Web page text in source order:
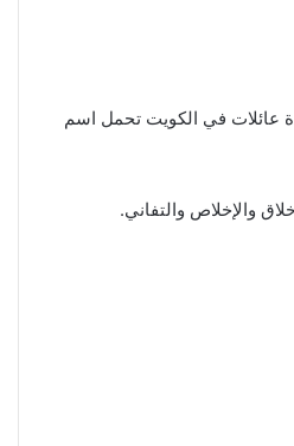
عائلات في الكويت تحمل اسم
والإخلاص والتفاني.